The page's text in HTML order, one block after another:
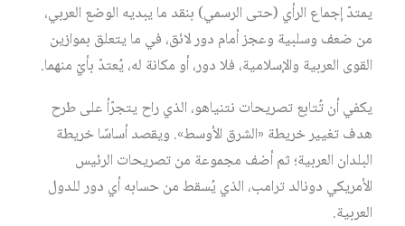
يمتدّ إجماع الرأي (حتى الرسمي) بنقد ما يبديه الوضع العربي،
من ضعف وسلبية وعجز أمام دور لائق، في ما يتعلق بموازين
القوى العربية والإسلامية، فلا دور، أو مكانة له، يُعتدّ بأيّ منهما.
يكفي أن تُتابع تصريحات نتنياهو، الذي راح يتجرّأ على طرح
هدف تغيير خريطة «الشرق الأوسط». ويقصد أساسًا خريطة
البلدان العربية؛ ثم أضف مجموعة من تصريحات الرئيس
الأمريكي دونالد ترامب، الذي يُسقط من حسابه أي دور للدول
العربية.